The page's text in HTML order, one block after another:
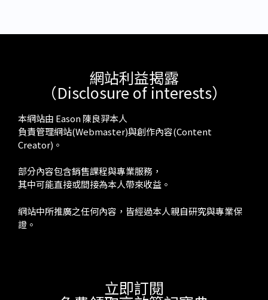
網站利益揭露
（Disclosure of interests）
本網站由 Eason 陳良羿本人
負責管理網站(Webmaster)與創作內容(Content
Creator)。
部分內容包含銷售課程與專業服務，
其中可能直接或間接為本人帶來收益。
網站中所推廣之任何內容，皆經過本人親自研究與專業保
證。
立即訂閱